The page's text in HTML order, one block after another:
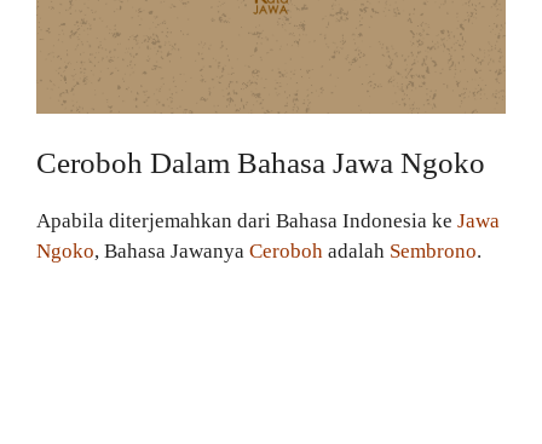
Ceroboh Dalam Bahasa Jawa Ngoko
Apabila diterjemahkan dari Bahasa Indonesia ke Jawa
Ngoko, Bahasa Jawanya Ceroboh adalah Sembrono.